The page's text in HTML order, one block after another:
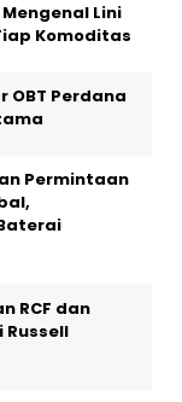
Lini
Komoditas
OBT Perdana
Permintaan
RCF dan
Russell